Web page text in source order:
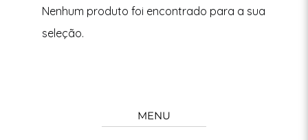
Nenhum produto foi encontrado para a sua
seleção.
MENU